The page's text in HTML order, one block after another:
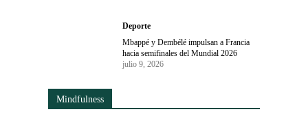
Deporte
Mbappé y Dembélé impulsan a Francia
hacia semifinales del Mundial 2026
julio 9, 2026
Mindfulness